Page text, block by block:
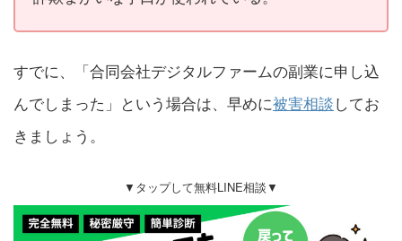
すでに、「合同会社デジタルファームの副業に申し込
んでしまった」という場合は、早めに被害相談してお
きましょう。
▼タップして無料LINE相談▼